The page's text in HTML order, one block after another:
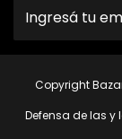
Copyright
Defensa de las y